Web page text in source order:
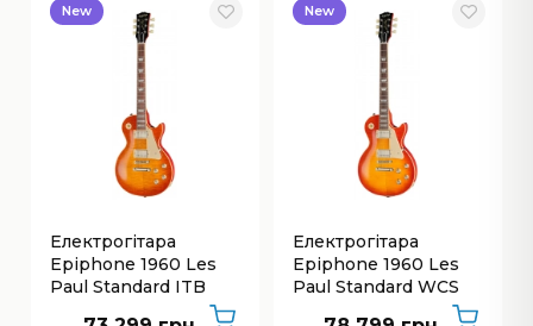
New
Електрогітара
Epiphone 1960 Les
Paul Standard ITB
New
Електрогітара
Epiphone 1960 Les
Paul Standard WCS